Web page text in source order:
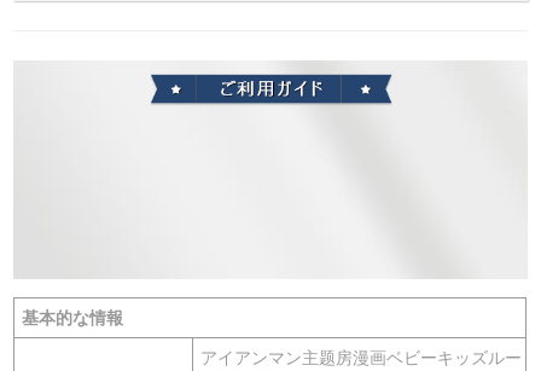
基本的な情報
アイアンマン主题房漫画ベビーキッズルー